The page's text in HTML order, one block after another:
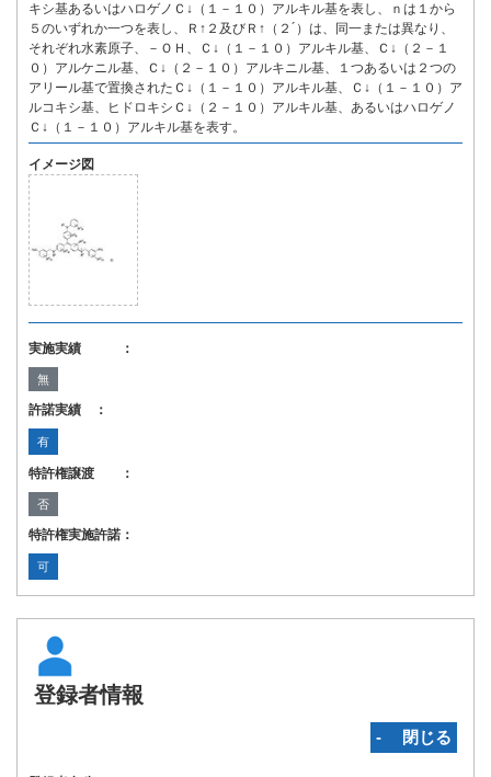
キシ基あるいはハロゲノＣ↓（１－１０）アルキル基を表し、ｎは１から
５のいずれか一つを表し、Ｒ↑２及びＲ↑（２´）は、同一または異なり、
それぞれ水素原子、－ＯＨ、Ｃ↓（１－１０）アルキル基、Ｃ↓（２－１
０）アルケニル基、Ｃ↓（２－１０）アルキニル基、１つあるいは２つの
アリール基で置換されたＣ↓（１－１０）アルキル基、Ｃ↓（１－１０）ア
ルコキシ基、ヒドロキシＣ↓（２－１０）アルキル基、あるいはハロゲノ
Ｃ↓（１－１０）アルキル基を表す。
イメージ図
実施実績 ：
無
許諾実績 ：
有
特許権譲渡 ：
否
特許権実施許諾：
可
登録者情報
‐ 閉じる